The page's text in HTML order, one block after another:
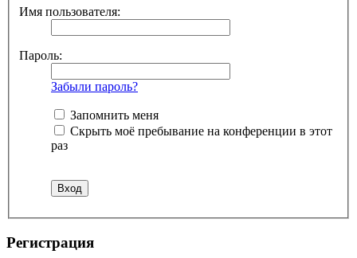
Имя пользователя:
Пароль:
Забыли пароль?
Запомнить меня
Скрыть моё пребывание на конференции в этот
раз
Регистрация